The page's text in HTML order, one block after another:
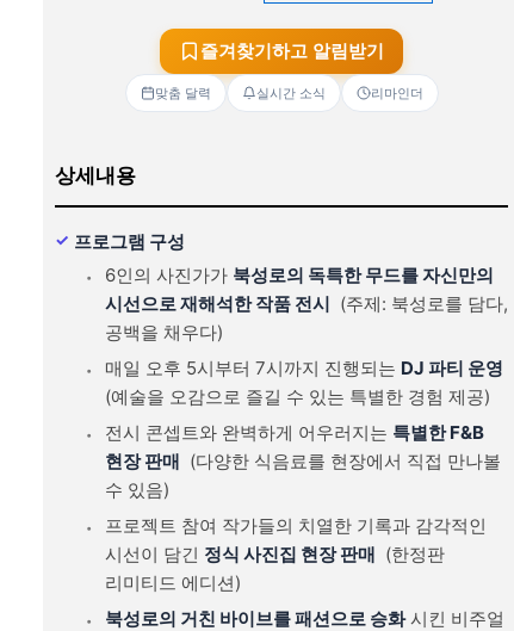
즐겨찾기하고 알림받기
맞춤 달력 실시간 소식 리마인더
상세내용
프로그램 구성
6인의 사진가가 북성로의 독특한 무드를 자신만의
시선으로 재해석한 작품 전시 (주제: 북성로를 담다,
공백을 채우다)
매일 오후 5시부터 7시까지 진행되는 DJ 파티 운영
(예술을 오감으로 즐길 수 있는 특별한 경험 제공)
전시 콘셉트와 완벽하게 어우러지는 특별한 F&B
현장 판매 (다양한 식음료를 현장에서 직접 만나볼
수 있음)
프로젝트 참여 작가들의 치열한 기록과 감각적인
시선이 담긴 정식 사진집 현장 판매 (한정판
리미티드 에디션)
북성로의 거친 바이브를 패션으로 승화 시킨 비주얼